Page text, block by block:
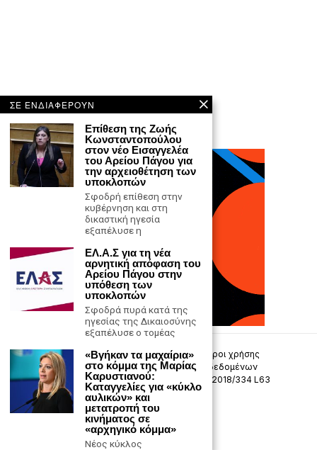
Επικοινωνία Πολιτική Απορρήτου
Όροι χρήσης
Πολιτική προστασίας προσωπικών δεδομένων
Δήλωση συμμόρφωσης -σύσταση (ΕΕ) 2018/334 L63
Μ.Η.Τ. 242033
ΣΕ ΕΝΔΙΑΦΕΡΟΥΝ
Επίθεση της Ζωής
Κωνσταντοπούλου
στον νέο Εισαγγελέα
του Αρείου Πάγου για
την αρχειοθέτηση των
υποκλοπών
Σφοδρή επίθεση στην
κυβέρνηση και στη
δικαστική ηγεσία
εξαπέλυσε η
ΕΛ.Α.Σ για τη νέα
αρνητική απόφαση του
Αρείου Πάγου στην
υπόθεση των
υποκλοπών
Σφοδρά πυρά κατά της
ηγεσίας της Δικαιοσύνης
εξαπέλυσε ο τομέας
«Βγήκαν τα μαχαίρια»
στο κόμμα της Μαρίας
Καρυστιανού:
Καταγγελίες για «κύκλο
αυλικών» και
μετατροπή του
κινήματος σε
«αρχηγικό κόμμα»
Νέος κύκλος